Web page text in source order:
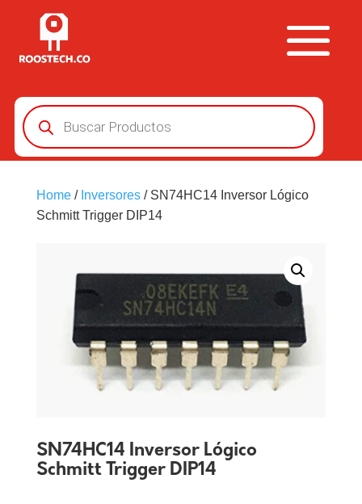
Búsqueda
de
productos
Home/ Inversores/ SN74HC14 Inversor Lógico
Schmitt Trigger DIP14
SN74HC14 Inversor Lógico
Schmitt Trigger DIP14